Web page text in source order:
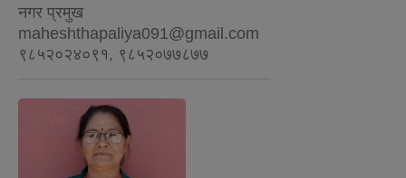
नगर प्रमुख
maheshthapaliya091@gmail.com
९८५२०२४०९१, ९८५२०७७८७७